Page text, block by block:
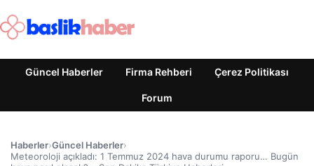
Güncel Haberler Firma Rehberi Çerez Politikası
Forum
Haberler›Güncel Haberler›
Meteoroloji açıkladı: 1 Temmuz 2024 hava durumu raporu… Bugün